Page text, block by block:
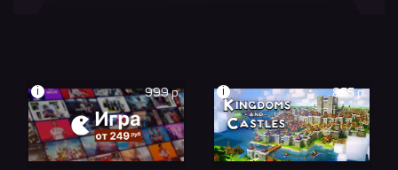
999 р.
i 855 р.
i